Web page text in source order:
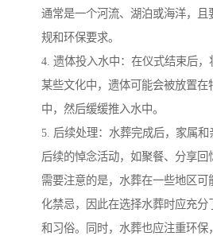
通常是一个河流、湖泊或海洋，且
规和环保要求。
4. 遗体投入水中：在仪式结束后
某些文化中，遗体可能会被放置在
中，然后缓缓推入水中。
5. 后续处理：水葬完成后，家属
后续的悼念活动，如聚餐、分享回
需要注意的是，水葬在一些地区可
化禁忌，因此在选择水葬时应充分
和习俗。同时，水葬也应注重环保